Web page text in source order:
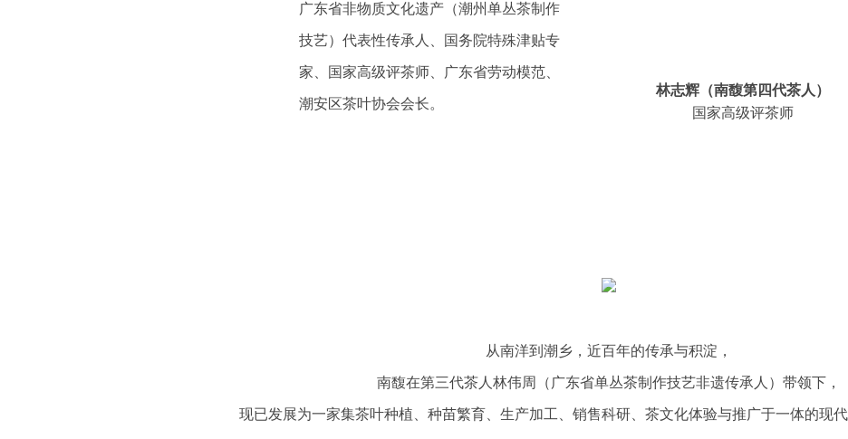
广东省非物质文化遗产（潮州单丛茶制作
技艺）代表性传承人、国务院特殊津贴专
家、国家高级评茶师、广东省劳动模范、
潮安区茶叶协会会长。
林志辉（南馥第四代茶人）
国家高级评茶师
从南洋到潮乡，近百年的传承与积淀，
南馥在第三代茶人林伟周（广东省单丛茶制作技艺非遗传承人）带领下，
现已发展为一家集茶叶种植、种苗繁育、生产加工、销售科研、茶文化体验与推广于一体的现代